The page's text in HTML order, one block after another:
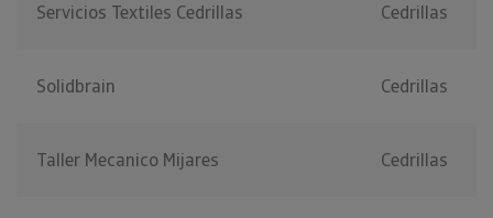
Servicios Textiles Cedrillas Cedrillas
Solidbrain Cedrillas
Taller Mecanico Mijares Cedrillas